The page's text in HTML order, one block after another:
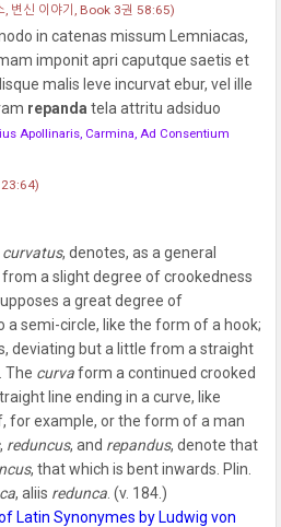
, 변신 이야기, Book 3권 58:65)
in catenas missum Lemniacas,
imponit apri caputque saetis et
malis leve incurvat ebur, vel ille
repanda tela attritu adsiduo
Apollinaris, Carmina, Ad Consentium
23:64)
curvatus, denotes, as a general
a slight degree of crookedness
a great degree of
a semi-circle, like the form of a hook;
deviating but a little from a straight
The curvaform a continued crooked
line ending in a curve, like
for example, or the form of a man
, reduncus, and repandus, denote that
, that which is bent inwards. Plin.
, aliis redunca . (v. 184.)
Latin Synonymes by Ludwig von